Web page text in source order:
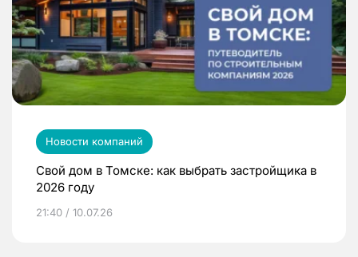
Новости компаний
Свой дом в Томске: как выбрать застройщика в
2026 году
21:40 / 10.07.26